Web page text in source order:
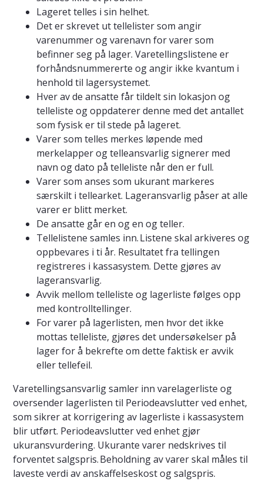
Lageret telles i sin helhet.
Det er skrevet ut tellelister som angir
varenummer og varenavn for varer som
befinner seg på lager. Varetellingslistene er
forhåndsnummererte og angir ikke kvantum i
henhold til lagersystemet.
Hver av de ansatte får tildelt sin lokasjon og
telleliste og oppdaterer denne med det antallet
som fysisk er til stede på lageret.
Varer som telles merkes løpende med
merkelapper og telleansvarlig signerer med
navn og dato på telleliste når den er full.
Varer som anses som ukurant markeres
særskilt i tellearket. Lageransvarlig påser at alle
varer er blitt merket.
De ansatte går en og en og teller.
Tellelistene samles inn. Listene skal arkiveres og
oppbevares i ti år. Resultatet fra tellingen
registreres i kassasystem. Dette gjøres av
lageransvarlig.
Avvik mellom telleliste og lagerliste følges opp
med kontrolltellinger.
For varer på lagerlisten, men hvor det ikke
mottas telleliste, gjøres det undersøkelser på
lager for å bekrefte om dette faktisk er avvik
eller tellefeil.
Varetellingsansvarlig samler inn varelagerliste og
oversender lagerlisten til Periodeavslutter ved enhet,
som sikrer at korrigering av lagerliste i kassasystem
blir utført. Periodeavslutter ved enhet gjør
ukuransvurdering. Ukurante varer nedskrives til
forventet salgspris. Beholdning av varer skal måles til
laveste verdi av anskaffelseskost og salgspris.